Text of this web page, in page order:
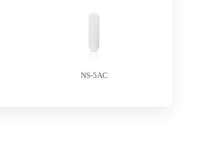
NS-5AC